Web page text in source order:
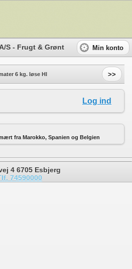
S - Frugt & Grønt Min konto
6 kg. løse Hl >>
Log ind
fra Marokko, Spanien og Belgien
4 6705 Esbjerg
74590000